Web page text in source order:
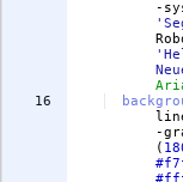
16
-
'
'
-
(